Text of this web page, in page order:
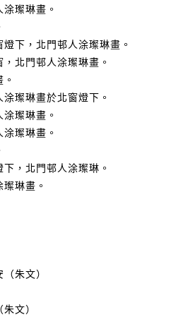
璨琳畫。
燈下，北門邨人涂璨琳畫。
，北門邨人涂璨琳畫。
涂璨琳畫於北窗燈下。
璨琳畫。
璨琳畫。
下，北門邨人涂璨琳。
琳畫。
朱文）
文）